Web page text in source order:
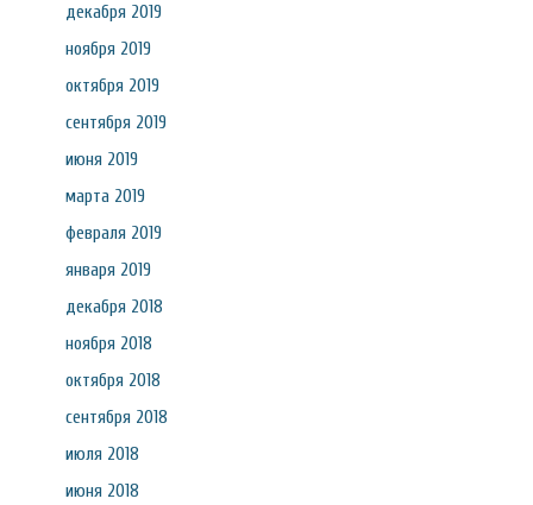
декабря 2019
ноября 2019
октября 2019
сентября 2019
июня 2019
марта 2019
февраля 2019
января 2019
декабря 2018
ноября 2018
октября 2018
сентября 2018
июля 2018
июня 2018